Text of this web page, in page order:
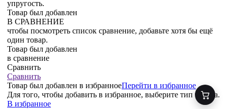
упругость.
Товар был добавлен
В СРАВНЕНИЕ
чтобы посмотреть список сравнение, добавьте хотя бы ещё
один товар.
Товар был добавлен
в сравнение
Сравнить
Сравнить
Товар был добавлен в избранноеПерейти в избранное
Для того, чтобы добавить в избранное, выберите тип товара.
В избранное